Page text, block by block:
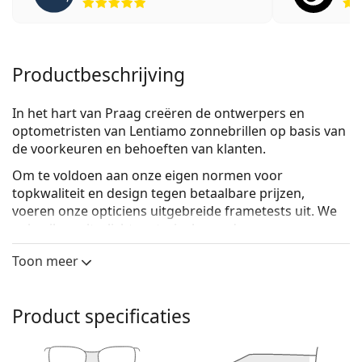
Productbeschrijving
In het hart van Praag creëren de ontwerpers en
optometristen van Lentiamo zonnebrillen op basis van
de voorkeuren en behoeften van klanten.
Om te voldoen aan onze eigen normen voor
topkwaliteit en design tegen betaalbare prijzen,
voeren onze opticiens uitgebreide frametests uit. We
waardoor onze
monturen comfortabel op je gezicht passen. Voor de
ideale look hebben onze ontwerpers een zorgvuldig
maken we gebruik van de beste actuele technologieën
stralen.
Toon meer
Product specificaties